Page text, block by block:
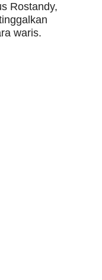
Rostandy,
waris.